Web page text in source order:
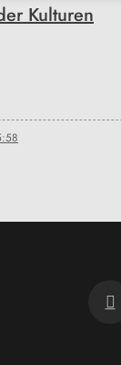
Kulturen